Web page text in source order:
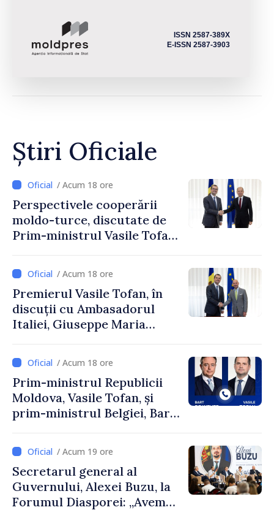
ISSN 2587-389X
E-ISSN 2587-3903
Știri Oficiale
/ Acum 18 ore
Perspectivele cooperării
moldo-turce, discutate de
Prim-ministrul Vasile Tofan
Uygar Mustafa Sertel
/ Acum 18 ore
Premierul Vasile Tofan, în
discuții cu Ambasadorul
Italiei, Giuseppe Maria
/ Acum 18 ore
Prim-ministrul Republicii
Moldova, Vasile Tofan, și
prim-ministrul Belgiei, Bart
despre parcursul european
al Republicii Moldova.
/ Acum 19 ore
Secretarul general al
Guvernului, Alexei Buzu, la
Forumul Diasporei: „Avem